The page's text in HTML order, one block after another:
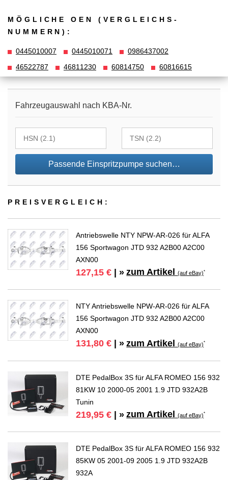
MÖGLICHE OEN (VERGLEICHS­
NUMMERN):
0445010007 0445010071
0986437002
46522787
46811230 60814750 60816615
Fahrzeugauswahl nach KBA-Nr.
Passende Einspritzpumpe suchen…
PREIS­VER­GLEICH:
Antriebswelle NTY NPW-AR-026 für ALFA
156 Sportwagon JTD 932 A2B00 A2C00
AXN00
127,15 € | » zum Artikel(auf eBay)*
NTY Antriebswelle NPW-AR-026 für ALFA
156 Sportwagon JTD 932 A2B00 A2C00
AXN00
131,80 € | » zum Artikel(auf eBay)*
DTE PedalBox 3S für ALFA ROMEO 156 932
81KW 10 2000-05 2001 1.9 JTD 932A2B
Tunin
219,95 € | » zum Artikel(auf eBay)*
DTE PedalBox 3S für ALFA ROMEO 156 932
85KW 05 2001-09 2005 1.9 JTD 932A2B
932A